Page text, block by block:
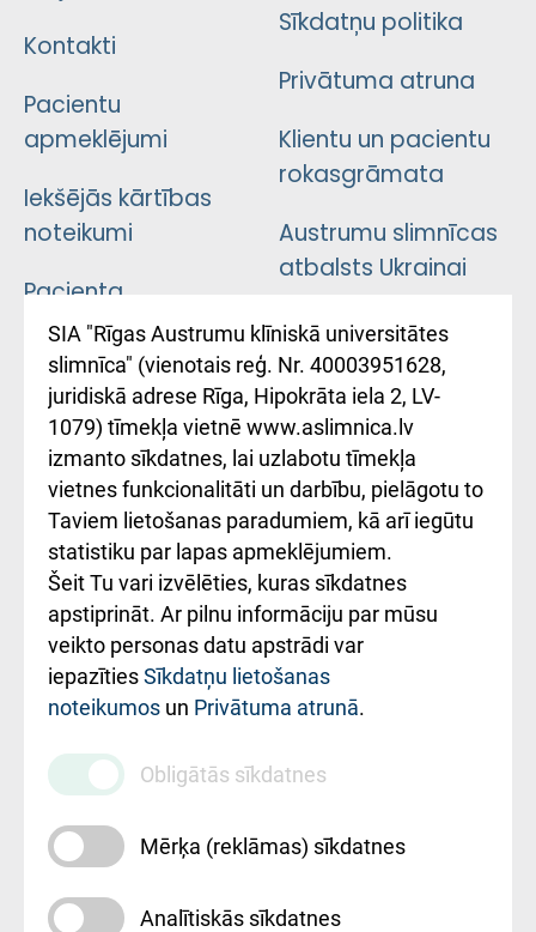
Kontakti
Pacientu
apmeklējumi
Iekšējās kārtības
noteikumi
Pacienta
atsauksmju/sūdzību
iesniegšanas
kārtība
Kā pie mums nokļūt
Rēķinu apmaksas
ceļvedis
Rekvizīti un
ārstniecības
iestādes kods
010000234
Maksas
pakalpojumu
cenrādis
Sīkdatņu politika
Privātuma atruna
Klientu un pacientu
rokasgrāmata
Austrumu slimnīcas
atbalsts Ukrainai
Підтримка Східної
лікарні та співпраця з
Україною
SIA "Rīgas Austrumu klīniskā universitātes
slimnīca" (vienotais reģ. Nr. 40003951628,
juridiskā adrese Rīga, Hipokrāta iela 2, LV-
1079) tīmekļa vietnē www.aslimnica.lv
izmanto sīkdatnes, lai uzlabotu tīmekļa
vietnes funkcionalitāti un darbību, pielāgotu to
Taviem lietošanas paradumiem, kā arī iegūtu
statistiku par lapas apmeklējumiem.
Šeit Tu vari izvēlēties, kuras sīkdatnes
apstiprināt. Ar pilnu informāciju par mūsu
veikto personas datu apstrādi var
iepazītiesSīkdatņu lietošanas
noteikumos un Privātuma atrunā.
Obligātās sīkdatnes
Mērķa (reklāmas) sīkdatnes
Analītiskās sīkdatnes